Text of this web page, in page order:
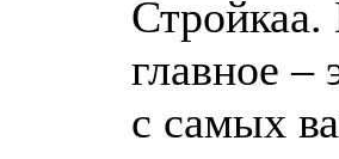
главное –
с самых